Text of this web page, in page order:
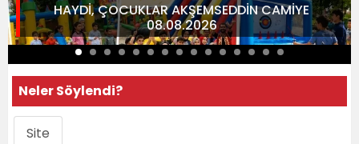
HAYDİ, ÇOCUKLAR AKŞEMSEDDİN CAMİYE
08.08.2026
Neler Söylendi?
Site